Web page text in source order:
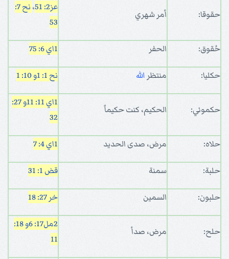
حقوقا: أمر شهري
عز2: 51 ،
نح 7:
53
حُقوق: الحفر 1اي 6: 75
حكليا: منتظر الله نح 1: 1 و 10: 1
حكموني: الحكيم، كنت حكيماً
1اي 11: 11
و 27:
32
حلاه: مرض، صدى الحديد 1اي 4: 7
حلبة: سمنة قض 1: 31
حلبون: السمين خر 27: 18
حلح: مرض، صدأ
2مل17: 6
و 18:
11